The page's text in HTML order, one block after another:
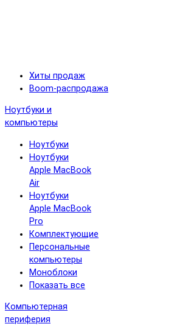
Хиты продаж
Boom-распродажа
Ноутбуки и
компьютеры
Ноутбуки
Ноутбуки
Apple MacBook
Air
Ноутбуки
Apple MacBook
Pro
Комплектующие
Персональные
компьютеры
Моноблоки
Показать все
Компьютерная
периферия